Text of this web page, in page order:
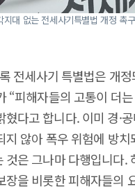
대 없는 전세사기특별법 개정 촉
전세사기 특별법은 개
“피해자들의 고통이 더
다고 합니다. 이미 경·
지 않아 폭우 위험에 방
은 그나마 다행입니다.
을 비롯한 피해자들의